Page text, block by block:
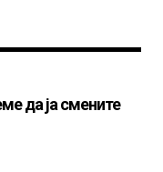
да ја смените